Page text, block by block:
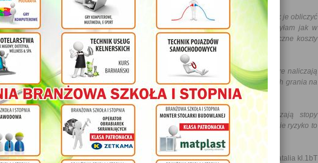
Dzięki temu wykładowi dowiedziałam się jak mogą być wysokie koszty kredytu i jak je obliczyć
przy pomocy programu komputerowego, a następnie porównać ze sobą. Zobaczyłam jak w
pewien sposób firmy pożyczkowe oszukują ludzi udzielając kredytu, którego faktyczne koszty
wynoszą ponad 1000%. Magdalena Leissner kl. 4bT
Wykład uświadomił mi, że na rynku jest wiele nieuczciwych firm kredytowych ,które naliczają
bardzo wysokie rzeczywiste oprocentowanie. Dowiedziałem się również o sposobach grania na
giełdach, co mam nadzieję, przyda mi się w przyszłości. Daniel Jarosz kl. 4bT
Wykład był bardzo interesujący. Uświadomił mi jak firmy parabanki obliczają stopy
oprocentowania kredytu. Dowiedziałem się również jak można grać na giełdzie i jakie ryzyko to
ze sobą niesie. Kamil Bajer kl. 4bT
Autorki tekstu :Pendlowska Karolina i Szyjut Natalia kl.1bT